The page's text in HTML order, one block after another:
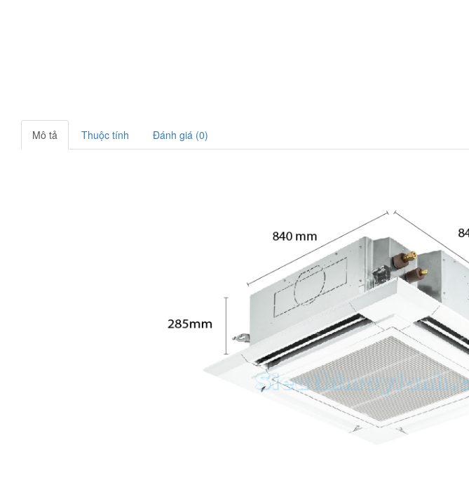
Mô tả Thuộc tính Đánh giá (0)